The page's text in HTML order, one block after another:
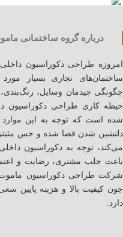
طراحی کابینت مدرن
طراحی کابینت مدرن کد 034
درباره گروه ساختمانی
امروزه طراحی دکوراسیون
ساختمان‌های تجاری بسیار
چگونگی چیدمان وسایل،
حیطه کاری طراحی دکوراسیون
شده است که توجه به این
دلنشین شدن فضا شده و حس مثبتی
می‌کند، توجه به دکوراسیون
باعث جلب مشتری، رضایت و
شرکت طراحی دکوراسیون ماموت
چون کیفیت بالا و هزینه پایین
دارد.